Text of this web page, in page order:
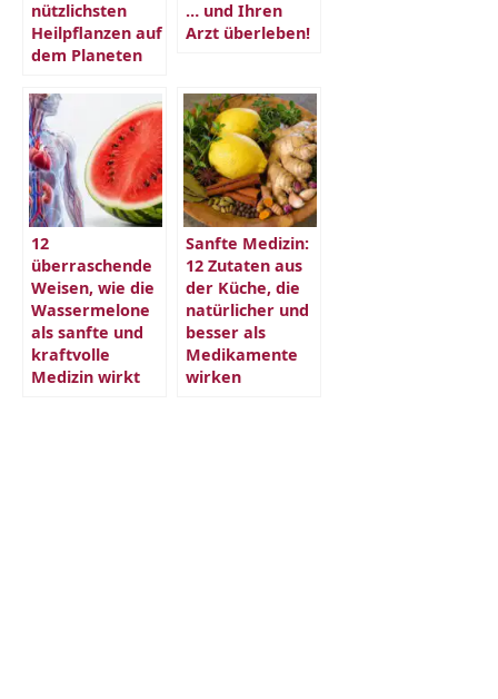
nützlichsten
Heilpflanzen auf
dem Planeten
… und Ihren
Arzt überleben!
12
überraschende
Weisen, wie die
Wassermelone
als sanfte und
kraftvolle
Medizin wirkt
Sanfte Medizin:
12 Zutaten aus
der Küche, die
natürlicher und
besser als
Medikamente
wirken